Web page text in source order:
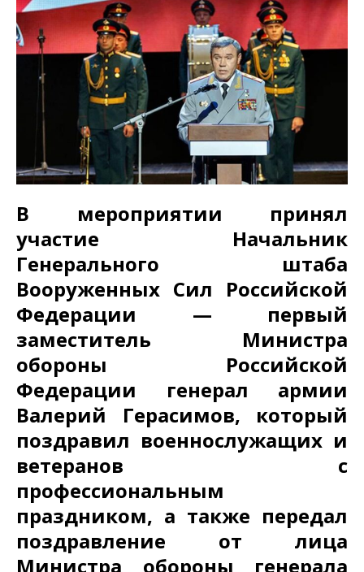
В мероприятии принял
участие Начальник
Генерального штаба
Вооруженных Сил Российской
Федерации — первый
заместитель Министра
обороны Российской
Федерации генерал армии
Валерий Герасимов, который
поздравил военнослужащих и
ветеранов с
профессиональным
праздником, а также передал
поздравление от лица
Министра обороны генерала